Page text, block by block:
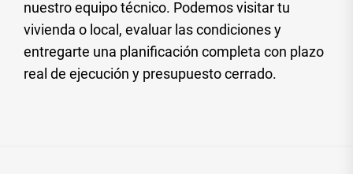
nuestro equipo técnico. Podemos visitar tu
vivienda o local, evaluar las condiciones y
entregarte una planificación completa con plazo
real de ejecución y presupuesto cerrado.